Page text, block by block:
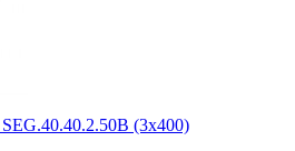
(3x400)